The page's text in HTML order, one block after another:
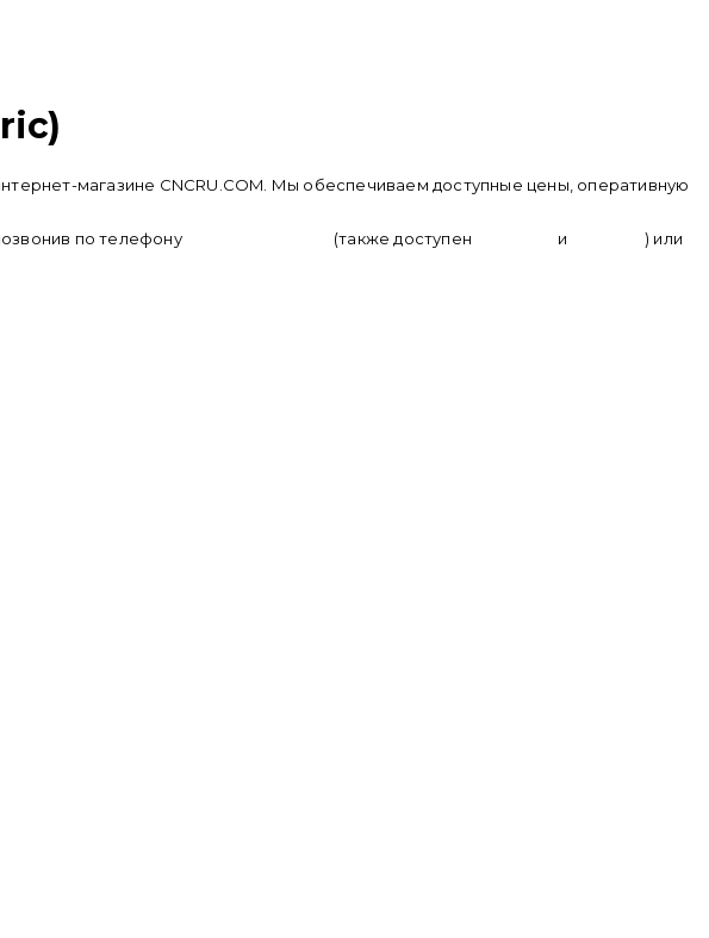
магазине CNCRU.COM. Мы обеспечиваем доступные цены, оперативную
по телефону
(также доступен и telegram) или